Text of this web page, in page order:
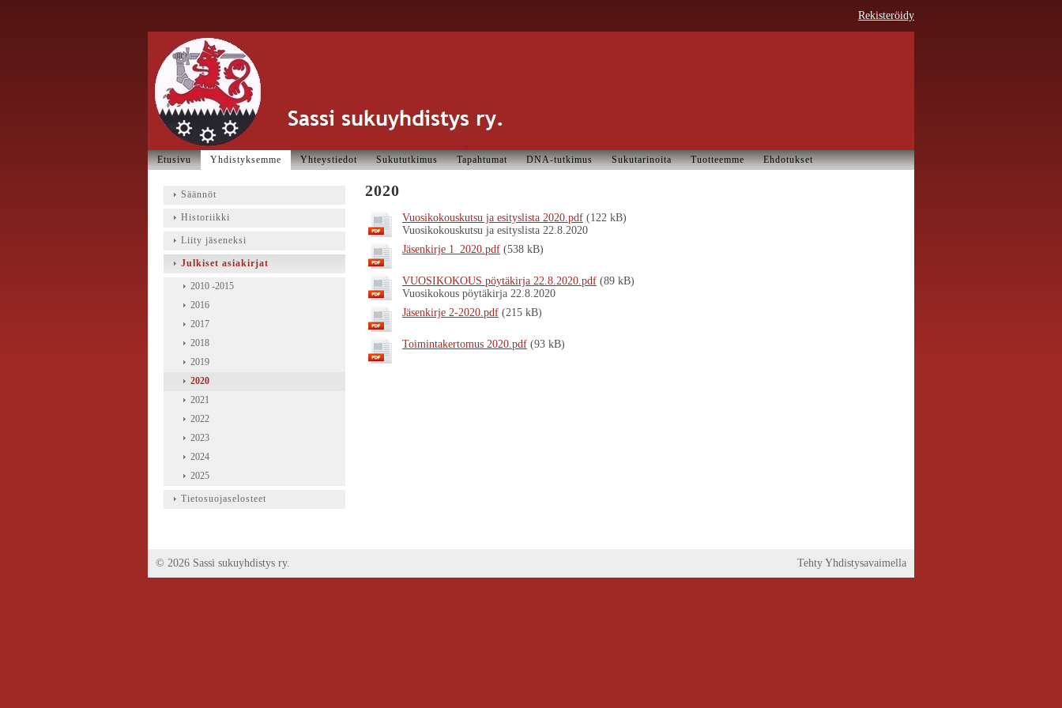
Rekisteröidy
Etusivu Yhdistyksemme Yhteystiedot Sukututkimus Tapahtumat DNA-tutkimus Sukutarinoita Tuotteemme Ehdotukset
2020
Vuosikokouskutsu ja esityslista 2020.pdf (122 kB)
Vuosikokouskutsu ja esityslista 22.8.2020
Jäsenkirje 1_2020.pdf (538 kB)
VUOSIKOKOUS pöytäkirja 22.8.2020.pdf (89 kB)
Vuosikokous pöytäkirja 22.8.2020
Jäsenkirje 2-2020.pdf (215 kB)
Toimintakertomus 2020.pdf (93 kB)
Säännöt
Historiikki
Liity jäseneksi
Julkiset asiakirjat
2010 -2015
2016
2017
2018
2019
2020
2021
2022
2023
2024
2025
Tietosuojaselosteet
Tehty Yhdistysavaimella
© 2026 Sassi sukuyhdistys ry.